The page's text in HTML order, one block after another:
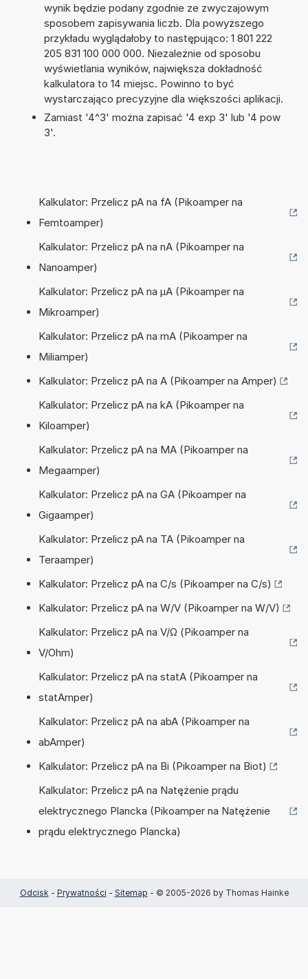
wynik będzie podany zgodnie ze zwyczajowym
sposobem zapisywania liczb. Dla powyższego
przykładu wyglądałoby to następująco: 1 801 222
205 831 100 000 000. Niezależnie od sposobu
wyświetlania wyników, największa dokładność
kalkulatora to 14 miejsc. Powinno to być
wystarczająco precyzyjne dla większości aplikacji.
Zamiast '4^3' można zapisać '4 exp 3' lub '4 pow
3'.
Kalkulator: Przelicz pA na fA (Pikoamper na
Femtoamper)
Kalkulator: Przelicz pA na nA (Pikoamper na
Nanoamper)
Kalkulator: Przelicz pA na µA (Pikoamper na
Mikroamper)
Kalkulator: Przelicz pA na mA (Pikoamper na
Miliamper)
Kalkulator: Przelicz pA na A (Pikoamper na Amper)
Kalkulator: Przelicz pA na kA (Pikoamper na
Kiloamper)
Kalkulator: Przelicz pA na MA (Pikoamper na
Megaamper)
Kalkulator: Przelicz pA na GA (Pikoamper na
Gigaamper)
Kalkulator: Przelicz pA na TA (Pikoamper na
Teraamper)
Kalkulator: Przelicz pA na C/s (Pikoamper na C/s)
Kalkulator: Przelicz pA na W/V (Pikoamper na W/V)
Kalkulator: Przelicz pA na V/Ω (Pikoamper na
V/Ohm)
Kalkulator: Przelicz pA na statA (Pikoamper na
statAmper)
Kalkulator: Przelicz pA na abA (Pikoamper na
abAmper)
Kalkulator: Przelicz pA na Bi (Pikoamper na Biot)
Kalkulator: Przelicz pA na Natężenie prądu
elektrycznego Plancka (Pikoamper na Natężenie
prądu elektrycznego Plancka)
Odcisk - Prywatności - Sitemap - © 2005-2026 by Thomas Hainke